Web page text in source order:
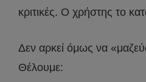
κριτικές. Ο χρήστης το
Δεν αρκεί όμως να
Θέλουμε: